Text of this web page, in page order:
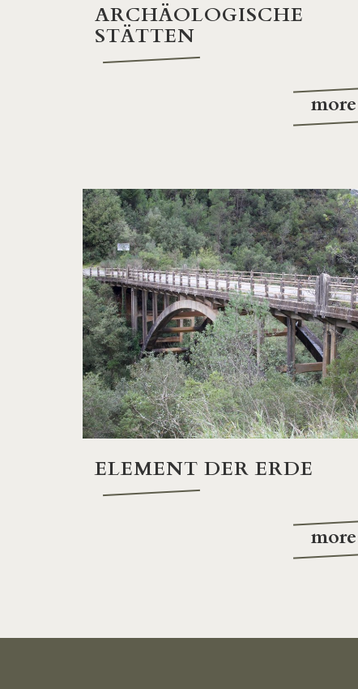
ARCHÄOLOGISCHE
STÄTTEN
more
ELEMENT DER ERDE
more